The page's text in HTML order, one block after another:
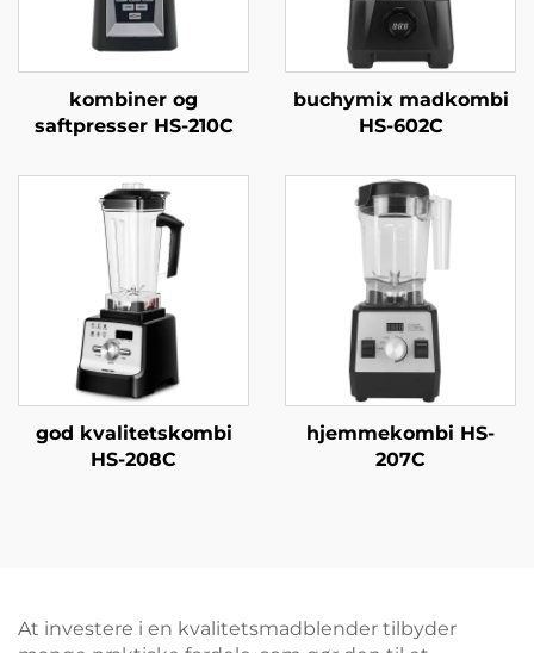
kombiner og
saftpresser HS-210C
buchymix madkombi
HS-602C
god kvalitetskombi
HS-208C
hjemmekombi HS-
207C
At investere i en kvalitetsmadblender tilbyder